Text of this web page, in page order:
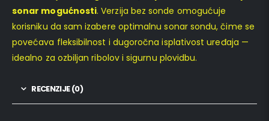
sonar mogućnosti. Verzija bez sonde omogućuje
korisniku da sam izabere optimalnu sonar sondu, čime se
povećava fleksibilnost i dugoročna isplativost uređaja —
idealno za ozbiljan ribolov i sigurnu plovidbu.
RECENZIJE (0)